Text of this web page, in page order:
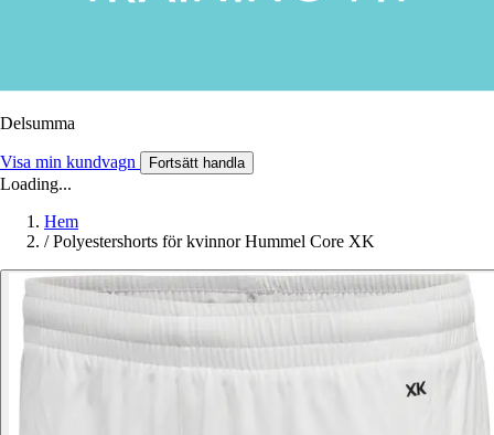
Delsumma
Visa min kundvagn Fortsätt handla
Loading...
Hem
/ Polyestershorts för kvinnor Hummel Core XK